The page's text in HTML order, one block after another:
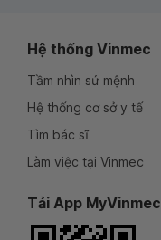
Hệ thống Vinmec
Tầm nhìn sứ mệnh
Hệ thống cơ sở y tế
Tìm bác sĩ
Làm việc tại Vinmec
Tải App MyVinmec